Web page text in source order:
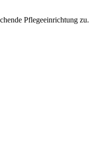
Pflegeeinrichtung zu.